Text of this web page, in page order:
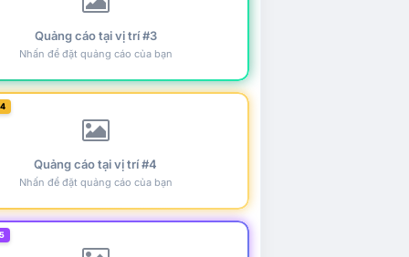
Quảng cáo tại vị trí #3
Nhấn để đặt quảng cáo của bạn
Quảng cáo tại vị trí #4
Nhấn để đặt quảng cáo của bạn